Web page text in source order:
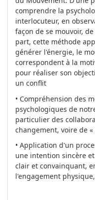
comprendre la
interlocuteur, en
façon de se mouvoir,
part, cette méthode
générer l'énergie, le
correspondent à la
pour réaliser son
un conflit
• Compréhension des
psychologiques de
particulier des
changement, voire de «
• Application d'un
une intention sincère
clair et convainquant,
l'engagement